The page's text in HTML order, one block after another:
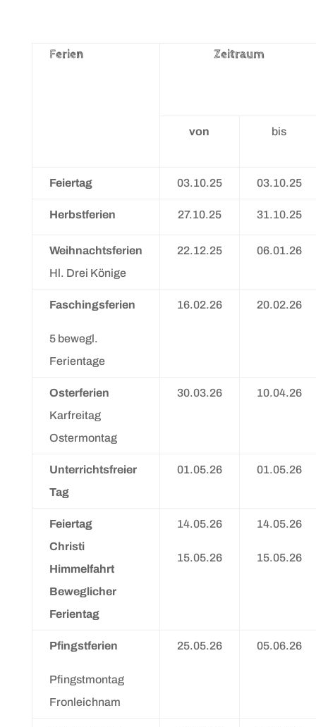
Ferien Zeitraum
von bis
Feiertag 03.10.25 03.10.25
Herbstferien 27.10.25 31.10.25
Weihnachtsferien
Hl. Drei Könige
22.12.25 06.01.26
Faschingsferien
5 bewegl.
Ferientage
16.02.26 20.02.26
Osterferien
Karfreitag
Ostermontag
30.03.26 10.04.26
Unterrichtsfreier
Tag
01.05.26 01.05.26
Feiertag
Christi
Himmelfahrt
Beweglicher
Ferientag
14.05.26
15.05.26
14.05.26
15.05.26
Pfingstferien
Pfingstmontag
Fronleichnam
25.05.26 05.06.26